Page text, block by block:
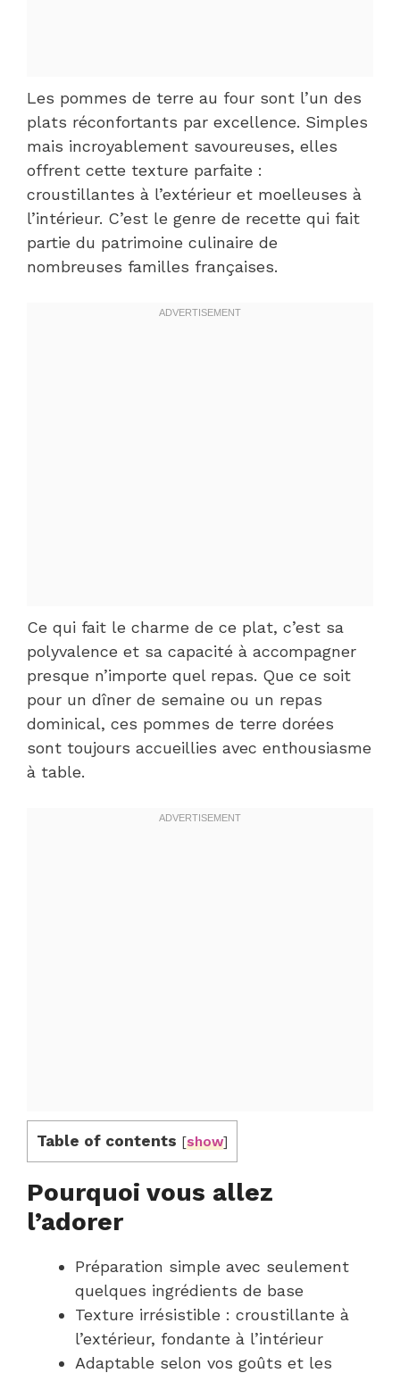
Les pommes de terre au four sont l’un des
plats réconfortants par excellence. Simples
mais incroyablement savoureuses, elles
offrent cette texture parfaite :
croustillantes à l’extérieur et moelleuses à
l’intérieur. C’est le genre de recette qui fait
partie du patrimoine culinaire de
nombreuses familles françaises.
Ce qui fait le charme de ce plat, c’est sa
polyvalence et sa capacité à accompagner
presque n’importe quel repas. Que ce soit
pour un dîner de semaine ou un repas
dominical, ces pommes de terre dorées
sont toujours accueillies avec enthousiasme
à table.
Table of contents [show]
Pourquoi vous allez
l’adorer
Préparation simple avec seulement
quelques ingrédients de base
Texture irrésistible : croustillante à
l’extérieur, fondante à l’intérieur
Adaptable selon vos goûts et les